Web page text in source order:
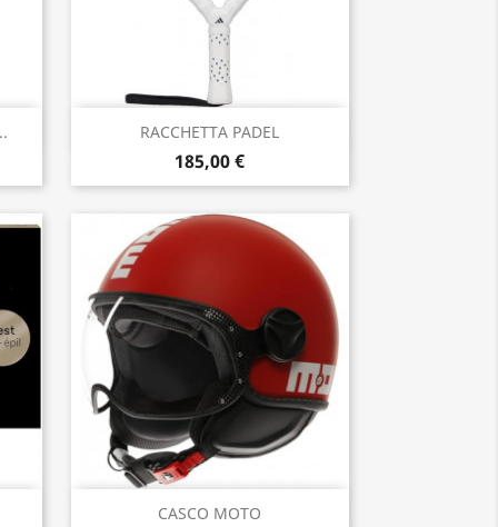
RACCHETTA PADEL
185,00 €
Anteprima
CASCO MOTO
Anteprima